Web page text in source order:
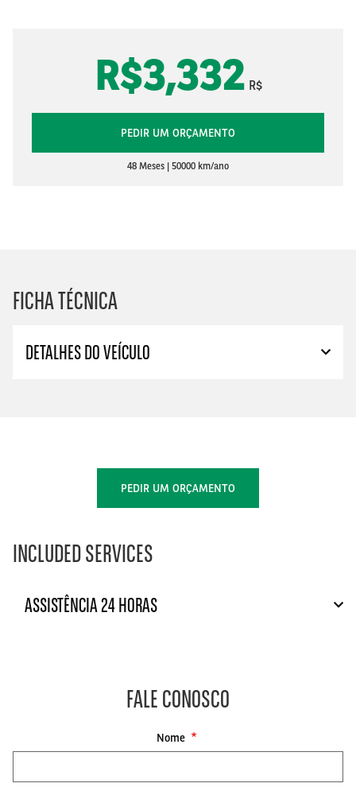
R$3,332 R$
PEDIR UM ORÇAMENTO
48 Meses 50000 km/ano
FICHA TÉCNICA
DETALHES DO VEÍCULO
PEDIR UM ORÇAMENTO
INCLUDED SERVICES
ASSISTÊNCIA 24 HORAS
FALE CONOSCO
Nome